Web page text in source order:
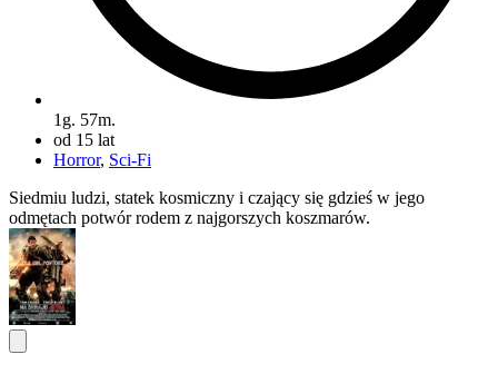
1g. 57m.
od 15 lat
Horror, Sci-Fi
Siedmiu ludzi, statek kosmiczny i czający się gdzieś w jego
odmętach potwór rodem z najgorszych koszmarów.